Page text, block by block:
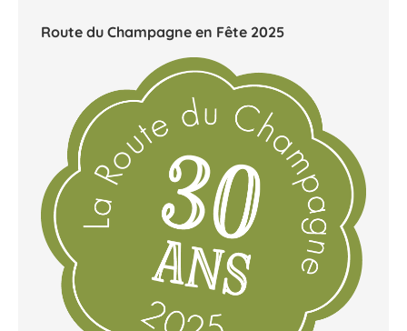
Route du Champagne en Fête 2025